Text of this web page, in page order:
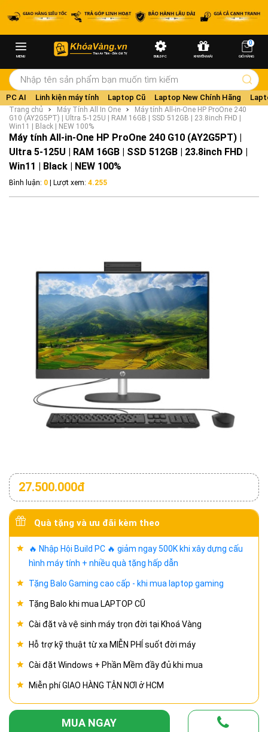
MENU BUILD PC KHUYẾN MÃI
0
GIỎ HÀNG
PC AI Linh kiện máy tính Laptop Cũ Laptop New Chính Hãng
Trang chủ Máy Tính All In One
Máy tính All-in-One HP ProOne 240
G10 (AY2G5PT) | Ultra 5-125U | RAM 16GB | SSD 512GB | 23.8inch FHD |
Win11 | Black | NEW 100%
Máy tính All-in-One HP ProOne 240 G10 (AY2G5PT) |
Ultra 5-125U | RAM 16GB | SSD 512GB | 23.8inch FHD |
Win11 | Black | NEW 100%
Bình luận: 0 | Lượt xem: 4.255
27.500.000đ
Quà tặng và ưu đãi kèm theo
🔥 Nhập Hội Build PC 🔥 giảm ngay 500K khi xây dựng cấu
hình máy tính + nhiều quà tặng hấp dẫn
Tặng Balo Gaming cao cấp - khi mua laptop gaming
Tặng Balo khi mua LAPTOP CŨ
Cài đặt và vệ sinh máy trọn đời tại Khoá Vàng
Hỗ trợ kỹ thuật từ xa MIỄN PHÍ suốt đời máy
Cài đặt Windows + Phần Mềm đầy đủ khi mua
Miễn phí GIAO HÀNG TẬN NƠI ở HCM
MUA NGAY